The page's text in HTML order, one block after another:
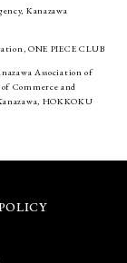
Kanazawa
ONE PIECE CLUB
Association of
Commerce and
HOKKOKU